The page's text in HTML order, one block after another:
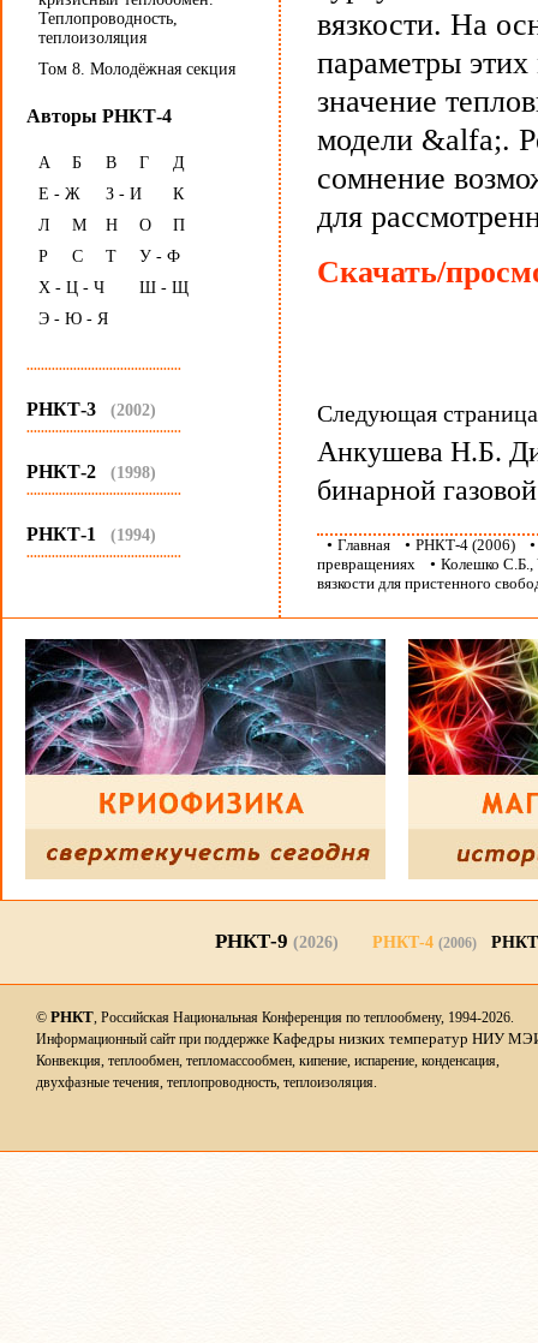
Теплопроводность,
теплоизоляция
Том 8. Молодёжная секция
Авторы РНКТ-4
А Б В Г
Д
Е - Ж
З - И
К
Л
М Н О
П
Р
С Т
У - Ф
Х - Ц - Ч
Ш - Щ
Э - Ю - Я
...........................................
РНКТ-3 (2002)
...........................................
РНКТ-2 (1998)
...........................................
РНКТ-1 (1994)
...........................................
вязкости. На
параметры
значение
модели &alfa;.
сомнение
для
Скачать/
Следующая
Анкушева Н.Б.
бинарной
• Главная • РНКТ-4 (2006)
превращениях • Колешко С.Б.,
вязкости для пристенного
РНКТ-9 (2026) РНКТ-4 (2006)
© РНКТ, Российская Национальная Конференция по теплообмену, 1994-2026.
Информационный сайт при поддержке Кафедры низких температур НИУ
Конвекция, теплообмен, тепломассообмен, кипение, испарение, конденсация,
двухфазные течения, теплопроводность, теплоизоляция.